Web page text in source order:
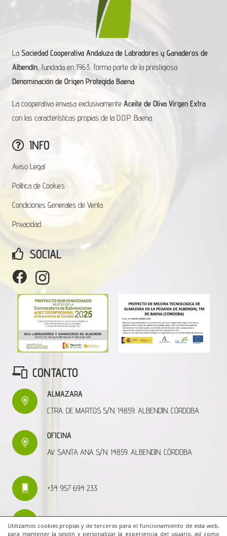
Utilizamos cookies propias y de terceros para el funcionamiento de esta web,
para mantener la sesión y personalizar la experiencia del usuario, así como
La Sociedad Cooperativa Andaluza de Labradores y Ganaderos de
Albendín, fundada en 1963, forma parte de la prestigiosa
Denominación de Origen Protegida Baena.
La cooperativa envasa exclusivamente Aceite de Oliva Virgen Extra
con las características propias de la D.O.P. Baena.
INFO
Aviso Legal
Politica de Cookies
Condiciones Generales de Venta
Privacidad
SOCIAL
CONTACTO
ALMAZARA
CTRA. DE MARTOS S/N. 14859. ALBENDIN. CÓRDOBA
OFICINA
AV. SANTA ANA S/N. 14859. ALBENDIN. CÓRDOBA
+34 957 694 233